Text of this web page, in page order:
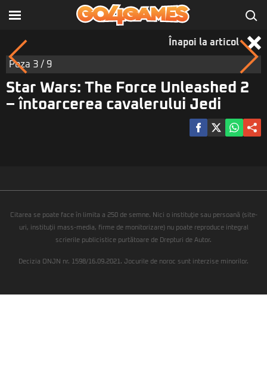
Înapoi la articol
Poza 3 / 9
Star Wars: The Force Unleashed 2
– întoarcerea cavalerului Jedi
Citarea se poate face în limita a 250 de semne. Nici o instituţie sau persoană (site-
uri, instituţii mass-media, firme de monitorizare) nu poate reproduce integral
scrierile publicistice purtătoare de Drepturi de Autor.
Decizia ONJN nr. 1598/16.09.2021. Jocurile de noroc sunt interzise minorilor.